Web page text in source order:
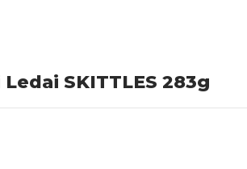
SKITTLES 283g